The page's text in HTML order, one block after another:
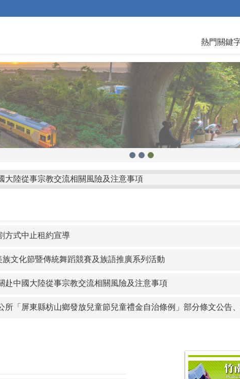
熱門關鍵
大陸從事宗教交流相關風險及注意事項
東縣枋山鄉發放兒童節兒童禮金自治條例」部分條文公告、令、
「金門縣金沙鎮重陽敬老金發放自治條例」令、公告、條文全文
利事業捐贈政治獻金文宣
蘭縣壯圍鄉鄉民考取並就讀國內大學院校獎勵金核發作業要點」一
案
方式中止租約宣導
文化節暨傳統舞蹈競賽及族語推廣系列活動
赴中國大陸從事宗教交流相關風險及注意事項
「屏東縣枋山鄉發放兒童節兒童禮金自治條例」部分條文公告、令